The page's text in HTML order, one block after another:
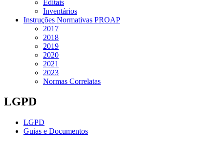
Editais
Inventários
Instruções Normativas PROAP
2017
2018
2019
2020
2021
2023
Normas Correlatas
LGPD
LGPD
Guias e Documentos